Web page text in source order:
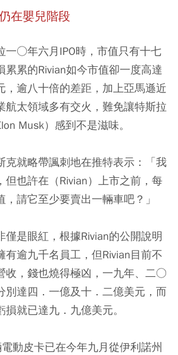
在嬰兒階段
一○年六月IPO時，市值只有十七
累累的Rivian如今市值卻一度高達
，逾八十倍的差距，加上亞馬遜近
航太領域多有交火，難免讓特斯拉
Musk）感到不是滋味。
克就略帶諷刺地在推特表示：「我
但也許在（Rivian）上市之前，每
請它至少要賣出一輛車吧？」
僅是眼紅，根據Rivian的公開說明
有逾九千名員工，但Rivian目前不
收，錢也燒得極凶，一九年、二○
別達四．一億及十．二億美元，而
就已達九．九億美元。
動皮卡已在今年九月從伊利諾州